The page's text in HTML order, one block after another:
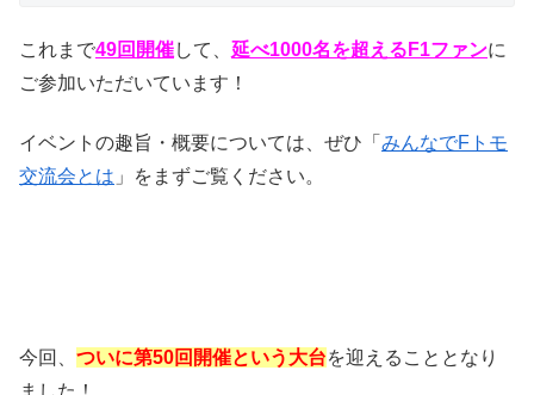
これまで49回開催して、 延べ1000名を超える F1ファンに
ご参加いただいています！
イベントの趣旨・概要については、ぜひ「 みんなでFトモ
交流会とは 」をまずご覧ください。
今回、 ついに第50回開催という大台を迎えることとなり
ました！